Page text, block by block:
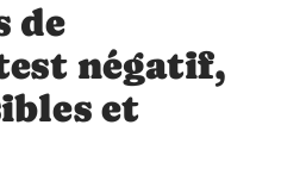
de
négatif,
et